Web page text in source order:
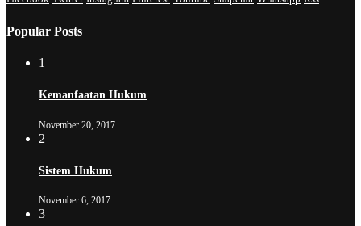
Popular Posts
1
Kemanfaatan Hukum
November 20, 2017
2
Sistem Hukum
November 6, 2017
3